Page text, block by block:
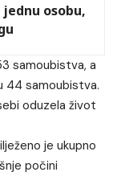
jednu osobu,
samoubistva, a
44 samoubistva.
oduzela život
je ukupno
počini